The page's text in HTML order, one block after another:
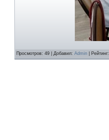
Просмотров: 49 Добавил: Admin Рейтинг: